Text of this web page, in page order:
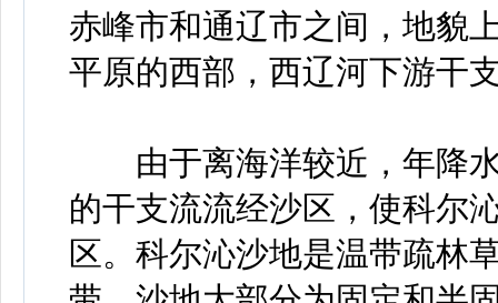
赤峰市和通辽市之间，地貌
平原的西部，西辽河下游干
由于离海洋较近，年降水
的干支流流经沙区，使科尔
区。科尔沁沙地是温带疏林